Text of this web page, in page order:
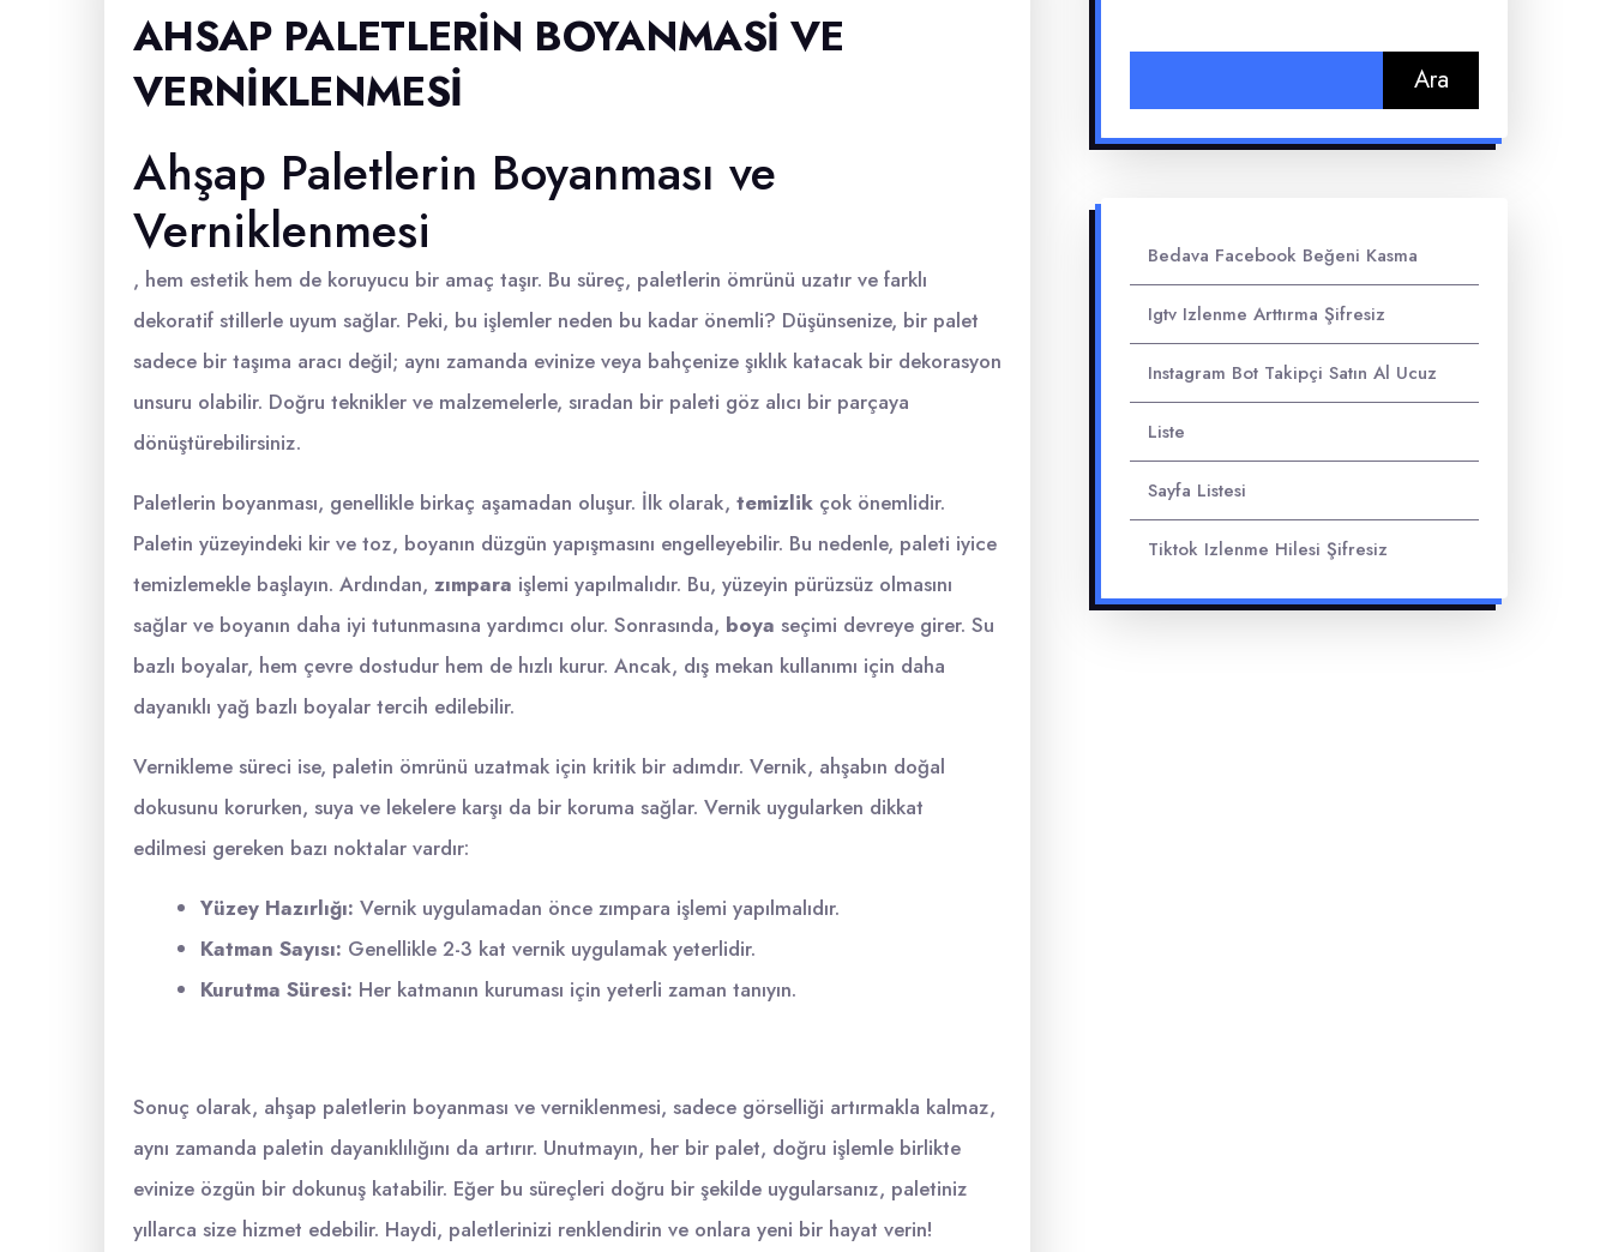
AHSAP PALETLERIN BOYANMASI VE
VERNIKLENMESI
Ahşap Paletlerin Boyanması ve
Verniklenmesi
, hem estetik hem de koruyucu bir amaç taşır. Bu süreç, paletlerin ömrünü uzatır ve farklı
dekoratif stillerle uyum sağlar. Peki, bu işlemler neden bu kadar önemli? Düşünsenize, bir palet
sadece bir taşıma aracı değil; aynı zamanda evinize veya bahçenize şıklık katacak bir dekorasyon
unsuru olabilir. Doğru teknikler ve malzemelerle, sıradan bir paleti göz alıcı bir parçaya
dönüştürebilirsiniz.
Paletlerin boyanması, genellikle birkaç aşamadan oluşur. İlk olarak, temizlik çok önemlidir.
Paletin yüzeyindeki kir ve toz, boyanın düzgün yapışmasını engelleyebilir. Bu nedenle, paleti iyice
temizlemekle başlayın. Ardından, zımpara işlemi yapılmalıdır. Bu, yüzeyin pürüzsüz olmasını
sağlar ve boyanın daha iyi tutunmasına yardımcı olur. Sonrasında, boya seçimi devreye girer. Su
bazlı boyalar, hem çevre dostudur hem de hızlı kurur. Ancak, dış mekan kullanımı için daha
dayanıklı yağ bazlı boyalar tercih edilebilir.
Vernikleme süreci ise, paletin ömrünü uzatmak için kritik bir adımdır. Vernik, ahşabın doğal
dokusunu korurken, suya ve lekelere karşı da bir koruma sağlar. Vernik uygularken dikkat
edilmesi gereken bazı noktalar vardır:
Yüzey Hazırlığı: Vernik uygulamadan önce zımpara işlemi yapılmalıdır.
Katman Sayısı: Genellikle 2-3 kat vernik uygulamak yeterlidir.
Kurutma Süresi: Her katmanın kuruması için yeterli zaman tanıyın.
Sonuç olarak, ahşap paletlerin boyanması ve verniklenmesi, sadece görselliği artırmakla kalmaz,
aynı zamanda paletin dayanıklılığını da artırır. Unutmayın, her bir palet, doğru işlemle birlikte
evinize özgün bir dokunuş katabilir. Eğer bu süreçleri doğru bir şekilde uygularsanız, paletiniz
yıllarca size hizmet edebilir. Haydi, paletlerinizi renklendirin ve onlara yeni bir hayat verin!
Bedava Facebook Beğeni Kasma
Igtv Izlenme Arttırma Şifresiz
Instagram Bot Takipçi Satın Al Ucuz
Liste
Sayfa Listesi
Tiktok Izlenme Hilesi Şifresiz